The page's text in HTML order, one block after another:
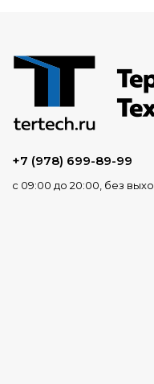
+7 (978) 699-89-99
с 09:00 до 20:00, без